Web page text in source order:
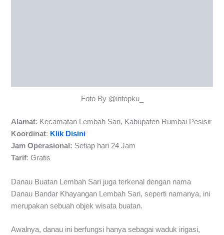
Foto By @infopku_
Alamat: Kecamatan Lembah Sari, Kabupaten Rumbai Pesisir
Jam Operasional:Setiap hari 24 Jam
Tarif: Gratis
Danau Bandar Khayangan Lembah Sari, seperti namanya, ini